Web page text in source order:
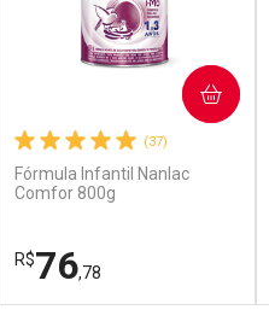
(37)
Fórmula Infantil Nanlac
Comfor 800g
R$76,78
COMPRAR